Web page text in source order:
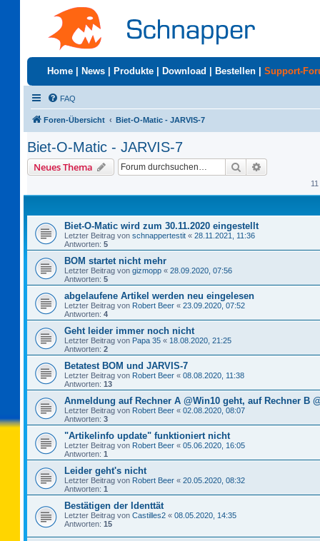
Home News Produkte Download Bestellen Support-
FAQ
Foren-Übersicht Biet-O-Matic - JARVIS-7
Biet-O-Matic - JARVIS-7
Neues Thema Suche
Biet-O-Matic wird zum 30.11.2020 eingestellt
Letzter Beitrag von schnappertestit « 28.11.2021, 11:36
Antworten: 5
BOM startet nicht mehr
Letzter Beitrag von gizmopp « 28.09.2020, 07:56
Antworten: 5
abgelaufene Artikel werden neu eingelesen
Letzter Beitrag von Robert Beer « 23.09.2020, 07:52
Antworten: 4
Geht leider immer noch nicht
Letzter Beitrag von Papa 35 « 18.08.2020, 21:25
Antworten: 2
Betatest BOM und JARVIS-7
Letzter Beitrag von Robert Beer « 08.08.2020, 11:38
Antworten: 13
Anmeldung auf Rechner A @Win10 geht, auf Rechner B
Letzter Beitrag von Robert Beer « 02.08.2020, 08:07
Antworten: 3
"Artikelinfo update" funktioniert nicht
Letzter Beitrag von Robert Beer « 05.06.2020, 16:05
Antworten: 1
Leider geht's nicht
Letzter Beitrag von Robert Beer « 20.05.2020, 08:32
Antworten: 1
Bestätigen der Identtät
Letzter Beitrag von Castilles2 « 08.05.2020, 14:35
Antworten: 15